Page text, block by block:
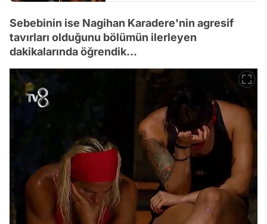
Sebebinin ise Nagihan Karadere'nin agresif
tavırları olduğunu bölümün ilerleyen
dakikalarında öğrendik...